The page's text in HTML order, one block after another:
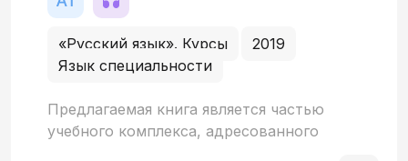
«Русский язык». Курсы
2019
Язык специальности
Предлагаемая книга является частью
учебного комплекса, адресованного